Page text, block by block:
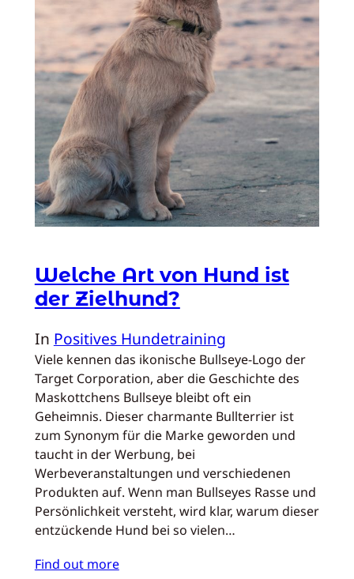
Welche Art von Hund ist
der Zielhund?
In Positives Hundetraining
Viele kennen das ikonische Bullseye-Logo der
Target Corporation, aber die Geschichte des
Maskottchens Bullseye bleibt oft ein
Geheimnis. Dieser charmante Bullterrier ist
zum Synonym für die Marke geworden und
taucht in der Werbung, bei
Werbeveranstaltungen und verschiedenen
Produkten auf. Wenn man Bullseyes Rasse und
Persönlichkeit versteht, wird klar, warum dieser
entzückende Hund bei so vielen…
Find out more